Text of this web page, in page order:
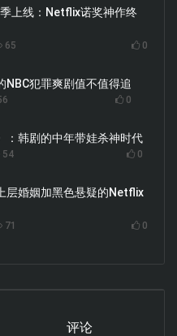
上线：Netflix诺奖神作终
65 0
NBC犯罪爽剧值不值得追
0
：韩剧的中年带娃杀神时代
54 0
层婚姻加黑色悬疑的Netflix
71 0
评论